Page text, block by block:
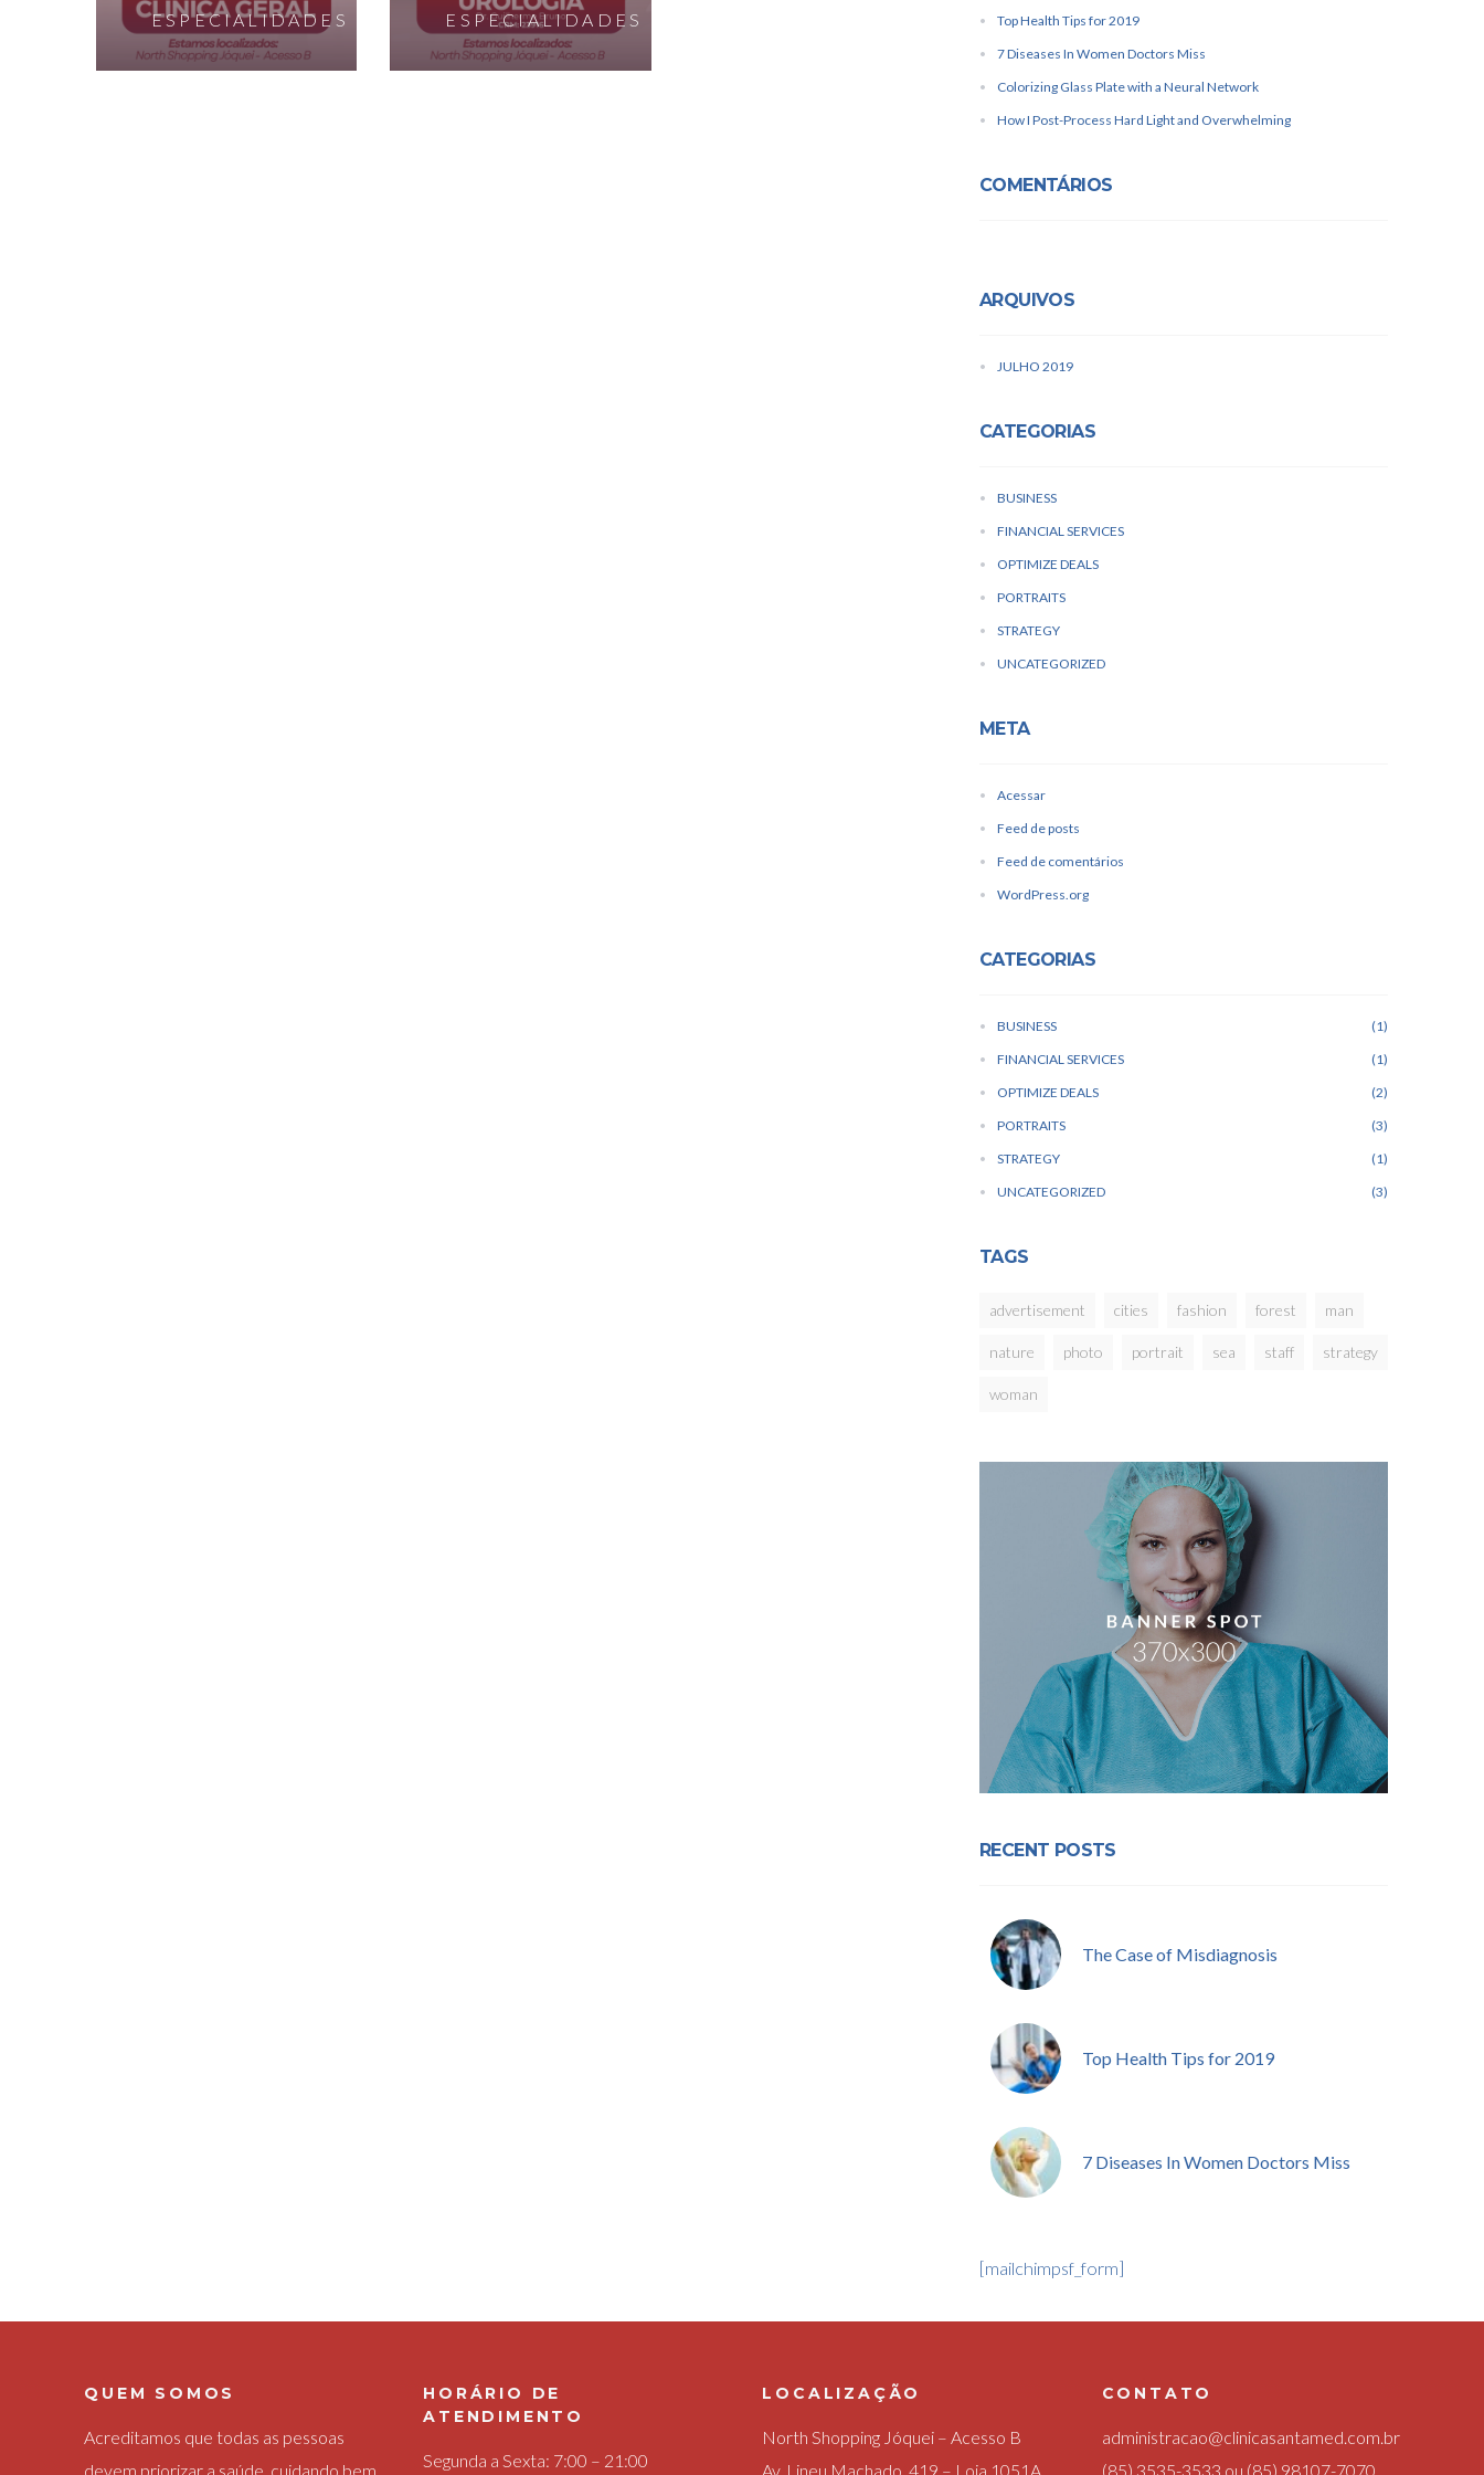
ESPECIALIDADES ESPECIALIDADES
Top Health Tips for 2019
7 Diseases In Women Doctors Miss
Colorizing Glass Plate with a Neural Network
How I Post-Process Hard Light and Overwhelming
COMENTÁRIOS
ARQUIVOS
JULHO 2019
CATEGORIAS
BUSINESS
FINANCIAL SERVICES
OPTIMIZE DEALS
PORTRAITS
STRATEGY
UNCATEGORIZED
META
Acessar
Feed de posts
Feed de comentários
WordPress.org
CATEGORIAS
BUSINESS
1
FINANCIAL SERVICES
1
OPTIMIZE DEALS
2
PORTRAITS
3
STRATEGY
1
UNCATEGORIZED
3
TAGS
advertisement cities fashion forest man
nature photo portrait sea staff strategy
woman
RECENT POSTS
The Case of Misdiagnosis
Top Health Tips for 2019
7 Diseases In Women Doctors Miss
[mailchimpsf_form]
QUEM SOMOS
Acreditamos que todas as pessoas
devem priorizar a saúde, cuidando bem
HORÁRIO DE
ATENDIMENTO
Segunda a Sexta: 7:00 – 21:00
LOCALIZAÇÃO
North Shopping Jóquei – Acesso B
Av. Lineu Machado, 419 – Loja 1051A
CONTATO
administracao@clinicasantamed.com.br
(85) 3535-3533 ou (85) 98107-7070